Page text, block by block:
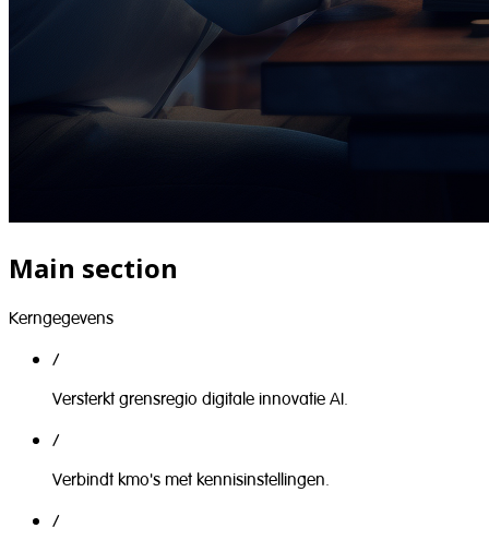
Main section
Kerngegevens
/
Versterkt grensregio digitale innovatie AI.
/
Verbindt kmo's met kennisinstellingen.
/